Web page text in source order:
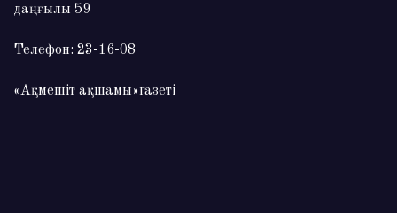
даңғылы 59
Телефон: 23-16-08
«Ақмешіт ақшамы»газеті